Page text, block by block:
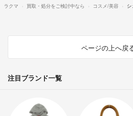
ラクマ 買取・処分をご検討中なら コスメ/美容 シ
ページの上へ戻
注目ブランド一覧